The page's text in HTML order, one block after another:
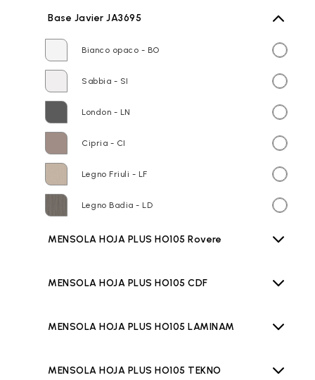
Base Javier JA3695
Bianco opaco - BO
Sabbia - SI
London - LN
Cipria - CI
Legno Friuli - LF
Legno Badia - LD
MENSOLA HOJA PLUS HO105 Rovere
MENSOLA HOJA PLUS HO105 CDF
MENSOLA HOJA PLUS HO105 LAMINAM
MENSOLA HOJA PLUS HO105 TEKNO